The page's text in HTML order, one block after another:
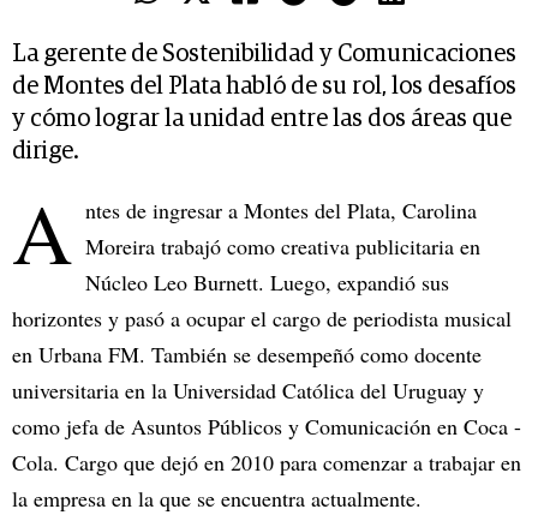
La gerente de Sostenibilidad y Comunicaciones
de Montes del Plata habló de su rol, los desafíos
y cómo lograr la unidad entre las dos áreas que
dirige.
A ntes de ingresar a Montes del Plata, Carolina
Moreira trabajó como creativa publicitaria en
Núcleo Leo Burnett. Luego, expandió sus
horizontes y pasó a ocupar el cargo de periodista musical
en Urbana FM. También se desempeñó como docente
universitaria en la Universidad Católica del Uruguay y
como jefa de Asuntos Públicos y Comunicación en Coca -
Cola. Cargo que dejó en 2010 para comenzar a trabajar en
la empresa en la que se encuentra actualmente.